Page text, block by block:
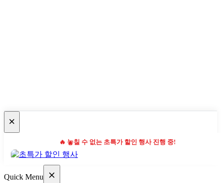
🔥 놓칠 수 없는 초특가 할인 행사 진행 중!
Quick Menu